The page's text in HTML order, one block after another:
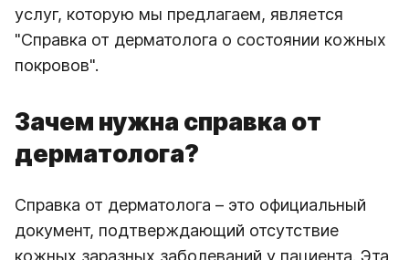
услуг, которую мы предлагаем, является
"Справка от дерматолога о состоянии кожных
покровов".
Зачем нужна справка от
дерматолога?
Справка от дерматолога – это официальный
документ, подтверждающий отсутствие
кожных заразных заболеваний у пациента. Эта